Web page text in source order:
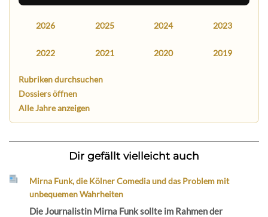
2026 2025 2024 2023
2022 2021 2020 2019
Rubriken durchsuchen
Dossiers öffnen
Alle Jahre anzeigen
Dir gefällt vielleicht auch
Mirna Funk, die Kölner Comedia und das Problem mit
unbequemen Wahrheiten
Die Journalistin Mirna Funk sollte im Rahmen der